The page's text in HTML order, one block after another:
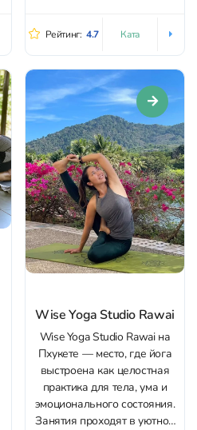
дисциплину, выносливость и
заметную работу с телом и
вниманием. Темп задаётся
чётко, много голосовых
подсказок, а преподаватели
внимательно...
Рейтинг: 4.7 Ката
Wise Yoga Studio Rawai
Wise Yoga Studio Rawai на
Пхукете — место, где йога
выстроена как целостная
практика для тела, ума и
эмоционального состояния.
Занятия проходят в уютной